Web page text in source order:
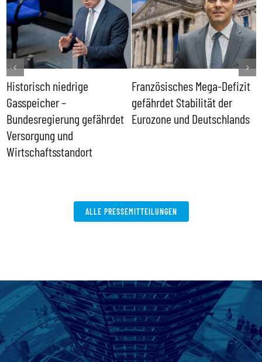
Historisch niedrige
Gasspeicher –
Bundesregierung gefährdet
Versorgung und
Wirtschaftsstandort
Französisches Mega-Defizit
gefährdet Stabilität der
Eurozone und Deutschlands
ALLE PRESSEMITTEILUNGEN